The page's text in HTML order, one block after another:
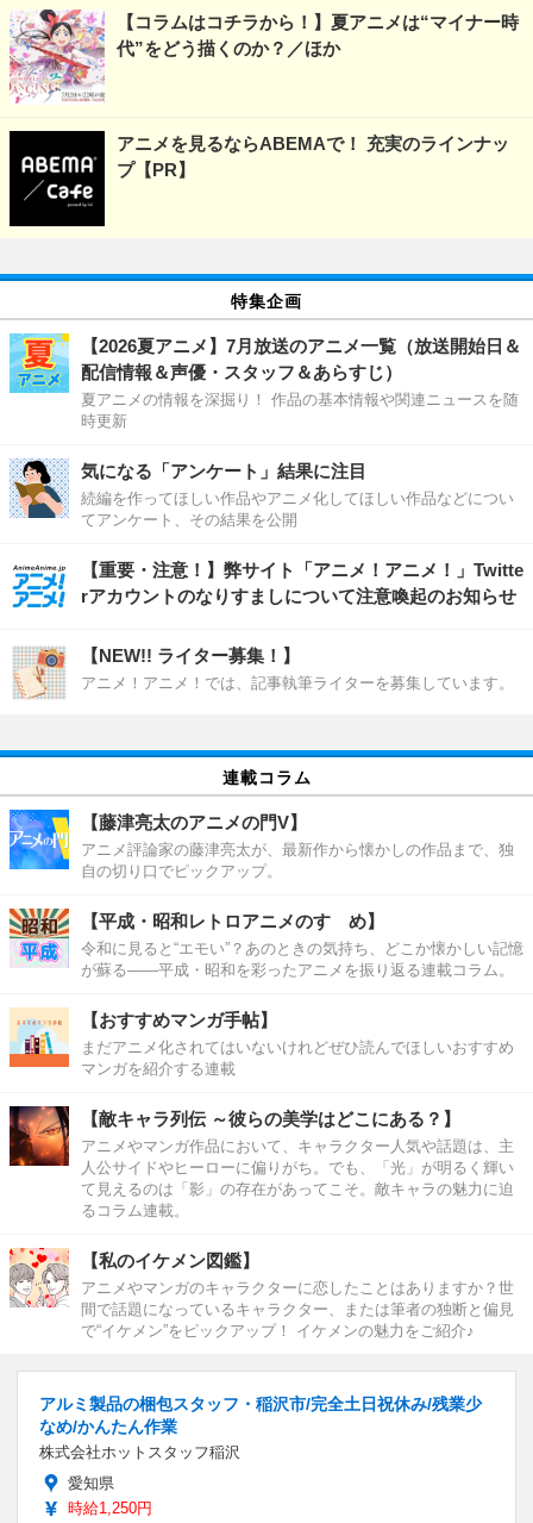
【コラムはコチラから！】夏アニメは“マイナー時
代”をどう描くのか？／ほか
アニメを見るならABEMAで！ 充実のラインナッ
プ【PR】
特集企画
【2026夏アニメ】7月放送のアニメ一覧（放送開始日＆
配信情報＆声優・スタッフ＆あらすじ）
夏アニメの情報を深掘り！ 作品の基本情報や関連ニュースを随
時更新
気になる「アンケート」結果に注目
続編を作ってほしい作品やアニメ化してほしい作品などについ
てアンケート、その結果を公開
【重要・注意！】弊サイト「アニメ！アニメ！」Twitte
rアカウントのなりすましについて注意喚起のお知らせ
【NEW!! ライター募集！】
アニメ！アニメ！では、記事執筆ライターを募集しています。
連載コラム
【藤津亮太のアニメの門V】
アニメ評論家の藤津亮太が、最新作から懐かしの作品まで、独
自の切り口でピックアップ。
【平成・昭和レトロアニメのすゝめ】
令和に見ると“エモい”？あのときの気持ち、どこか懐かしい記憶
が蘇る――平成・昭和を彩ったアニメを振り返る連載コラム。
【おすすめマンガ手帖】
まだアニメ化されてはいないけれどぜひ読んでほしいおすすめ
マンガを紹介する連載
【敵キャラ列伝 ～彼らの美学はどこにある？】
アニメやマンガ作品において、キャラクター人気や話題は、主
人公サイドやヒーローに偏りがち。でも、「光」が明るく輝い
て見えるのは「影」の存在があってこそ。敵キャラの魅力に迫
るコラム連載。
【私のイケメン図鑑】
アニメやマンガのキャラクターに恋したことはありますか？世
間で話題になっているキャラクター、または筆者の独断と偏見
で“イケメン”をピックアップ！ イケメンの魅力をご紹介♪
アルミ製品の梱包スタッフ・稲沢市/完全土日祝休み/残業少
なめ/かんたん作業
株式会社ホットスタッフ稲沢
愛知県
時給1,250円